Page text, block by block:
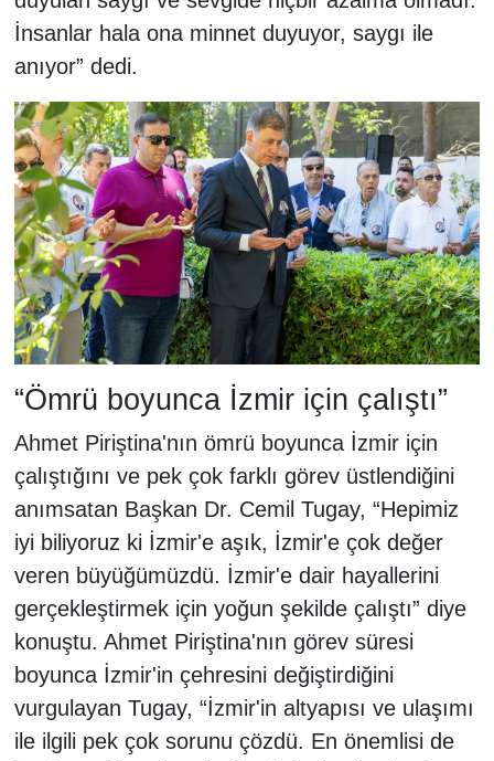
İnsanlar hala ona minnet duyuyor, saygı ile
anıyor” dedi.
“Ömrü boyunca İzmir için çalıştı”
Ahmet Piriştina'nın ömrü boyunca İzmir için
çalıştığını ve pek çok farklı görev üstlendiğini
anımsatan Başkan Dr. Cemil Tugay, “Hepimiz
iyi biliyoruz ki İzmir'e aşık, İzmir'e çok değer
veren büyüğümüzdü. İzmir'e dair hayallerini
gerçekleştirmek için yoğun şekilde çalıştı” diye
konuştu. Ahmet Piriştina'nın görev süresi
boyunca İzmir'in çehresini değiştirdiğini
vurgulayan Tugay, “İzmir'in altyapısı ve ulaşımı
ile ilgili pek çok sorunu çözdü. En önemlisi de